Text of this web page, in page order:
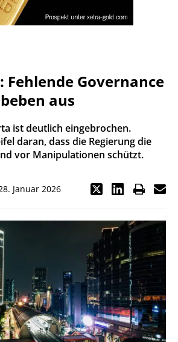
Fehlende Governance
aus
ist deutlich eingebrochen.
daran, dass die Regierung die
vor Manipulationen schützt.
Januar 2026